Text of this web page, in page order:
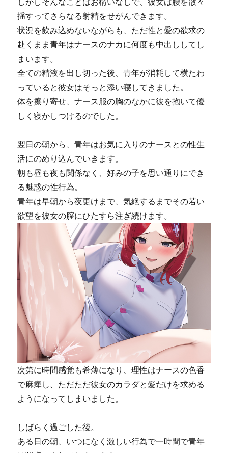
揺すってさらなる射精をせがんできます。
状況を飲み込めないながらも、ただ性と愛の欲求の
赴くまま青年はナースのナカに何度も中出ししてし
まいます。
全ての精液を出し切った後、青年が消耗して横たわ
っていると彼女はそっと添い寝してきました。
体を擦り寄せ、ナース服の胸のなかに彼を抱いて優
しく寝かしつけるのでした。
翌日の朝から、青年はお気に入りのナースとの性生
活にのめり込んでいきます。
朝も昼も夜も関係なく、好みの子を思い通りにでき
る魅惑の性行為。
青年は早朝から夜更けまで、気絶するまでその若い
欲望を彼女の膣にひたすら注ぎ続けます。
次第に時間感覚も希薄になり、理性はナースの色香
で麻痺し、ただただ彼女のカラダと愛だけを求める
ようになってしまいました。
しばらく過ごした後。
ある日の朝、いつになく激しい行為で一時間で青年